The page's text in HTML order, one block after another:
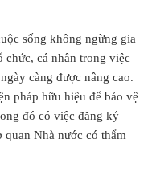
sống không ngừng gia
chức, cá nhân trong việc
càng được nâng cao.
pháp hữu hiệu để bảo vệ
đó có việc đăng ký
Nhà nước có thẩm